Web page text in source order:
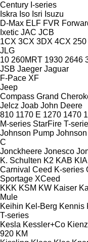
Century I-series
Iskra Iso Isri Isuzu
D-Max ELF FVR
Ixetic JAC JCB
1CX 3CX 3DX 4CX 250
JLG
10 260MRT 1930 2646
JSB Jaeger Jaguar
F-Pace XF
Jeep
Compass Grand
Jelcz Joab John Deere
810 1170 E 1270 1470
M-series StarFire T-
Johnson Pump Johnson
C
Jonckheere Jonesco
K. Schulten K2 KAB KIA
Carnival Ceed K-series
Sportage XCeed
KKK KSM KW Kaiser
Mule
Keihin Kel-Berg Kennis
T-series
Kesla Kessler+Co
920 KM